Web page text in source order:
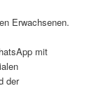
Erwachsenen.
mit
der